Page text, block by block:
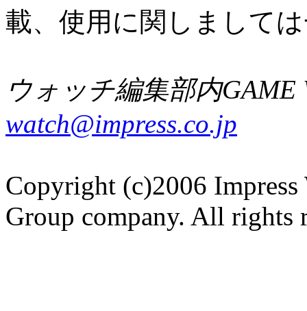
載、使用に関しまして
ウォッチ編集部内GAME
watch@impress.co.jp
Copyright (c)2006 Impress
Group company. All rights